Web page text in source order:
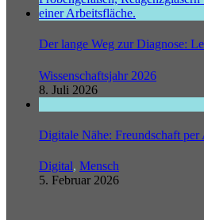
Der lange Weg zur Diagnose:
Wissenschaftsjahr 2026
8. Juli 2026
Digitale Nähe: Freundschaft
Digital, Mensch
5. Februar 2026